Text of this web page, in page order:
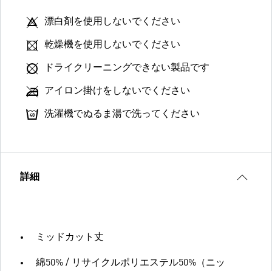
漂白剤を使用しないでください
乾燥機を使用しないでください
ドライクリーニングできない製品です
アイロン掛けをしないでください
洗濯機でぬるま湯で洗ってください
詳細
ミッドカット丈
綿50% / リサイクルポリエステル50%（ニッ